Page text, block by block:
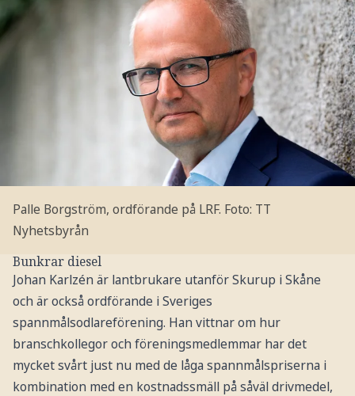
Palle Borgström, ordförande på LRF. Foto: TT
Nyhetsbyrån
Bunkrar diesel
Johan Karlzén är lantbrukare utanför Skurup i Skåne
och är också ordförande i Sveriges
spannmålsodlareförening. Han vittnar om hur
branschkollegor och föreningsmedlemmar har det
mycket svårt just nu med de låga spannmålspriserna i
kombination med en kostnadssmäll på såväl drivmedel,